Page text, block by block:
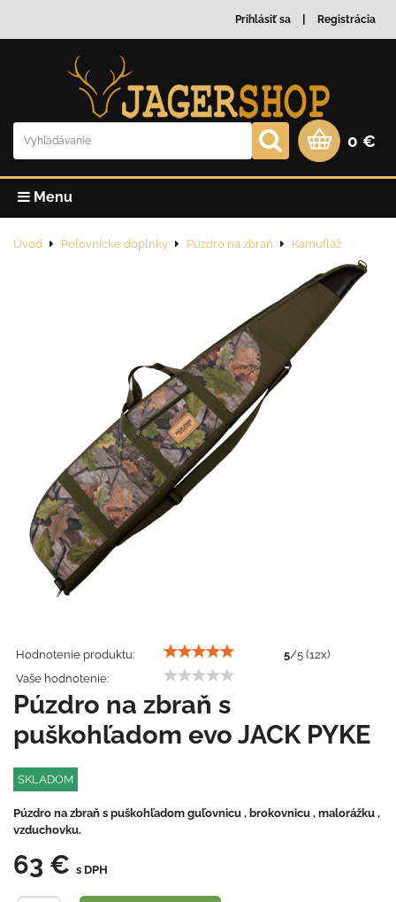
Prihlásiť sa Registrácia
0 €
Menu
Úvod Poľovnícke doplnky Púzdro na zbraň Kamufláž
Hodnotenie produktu: 5/5 (12x)
Vaše hodnotenie:
Púzdro na zbraň s
puškohľadom evo JACK PYKE
SKLADOM
Púzdro na zbraň s puškohľadom guľovnicu , brokovnicu , malorážku ,
vzduchovku.
63 € s DPH